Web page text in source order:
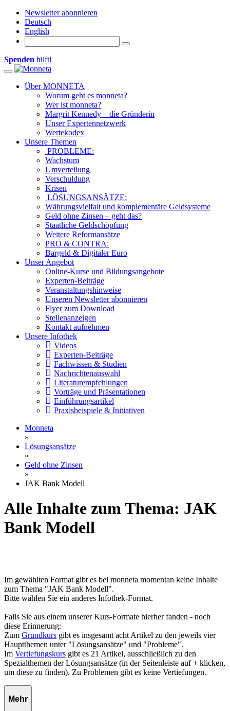
Newsletter abonnieren
Deutsch
English
Spenden hilft!
Toggle navigation
Über MONNETA
Worum geht es monneta?
Wer ist monneta?
Margrit Kennedy – die Gründerin
Unser Expertennetzwerk
Wertekodex
Unsere Themen
PROBLEME:
Wachstum
Umverteilung
Verschuldung
Krisen
LÖSUNGSANSÄTZE:
Währungsvielfalt und komplementäre Geldsysteme
Geld ohne Zinsen – geht das?
Staatliche Geldschöpfung
Weitere Reformansätze
PRO & CONTRA:
Bargeld & Digitaler Euro
Unser Angebot
Online-Kurse und Bildungsangebote
Experten-Beiträge
Veranstaltungshinweise
Unseren Newsletter abonnieren
Flyer zum Download
Stellenanzeigen
Kontakt aufnehmen
Unsere Infothek
Videos
Experten-Beiträge
Fachwissen & Studien
Nachrichtenauswahl
Literaturempfehlungen
Vorträge und Präsentationen
Einführungsartikel
Praxisbeispiele & Initiativen
Monneta
»
Lösungsansätze
»
Geld ohne Zinsen
»
JAK Bank Modell
Alle Inhalte zum Thema: JAK
Bank Modell
Im gewählten Format gibt es bei monneta momentan keine Inhalte
zum Thema "JAK Bank Modell".
Bitte wählen Sie ein anderes Infothek-Format.
Falls Sie aus einem unserer Kurs-Formate hierher fanden - noch
diese Erinnerung:
Zum Grundkurs gibt es insgesamt acht Artikel zu den jeweils vier
Hauptthemen unter "Lösungsansätze" und "Probleme".
Im Vertiefungskurs gibt es 21 Artikel, ausschließlich zu den
Spezialthemen der Lösungsansätze (in der Seitenleiste auf + klicken,
um diese zu finden). Zu Problemen gibt es keine Vertiefungen.
Mehr